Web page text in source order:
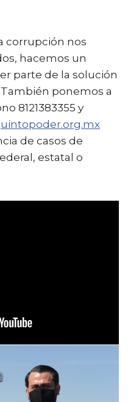
corrupción nos
hacemos un
parte de la solución
ponemos a
8121383355 y
de casos de
estatal o